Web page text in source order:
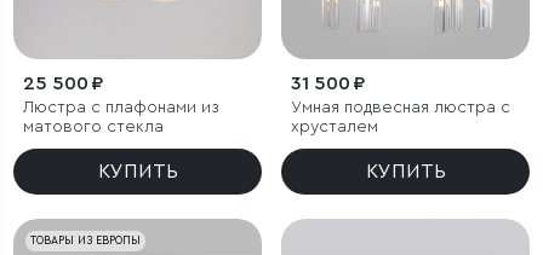
25 500 ₽
Люстра с плафонами из
матового стекла
КУПИТЬ
31 500 ₽
Умная подвесная люстра с
хрусталем
КУПИТЬ
ТОВАРЫ ИЗ ЕВРОПЫ